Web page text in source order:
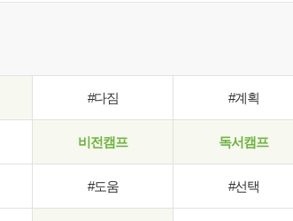
#다짐 #계획
비전캠프 독서캠프
#도움 #선택